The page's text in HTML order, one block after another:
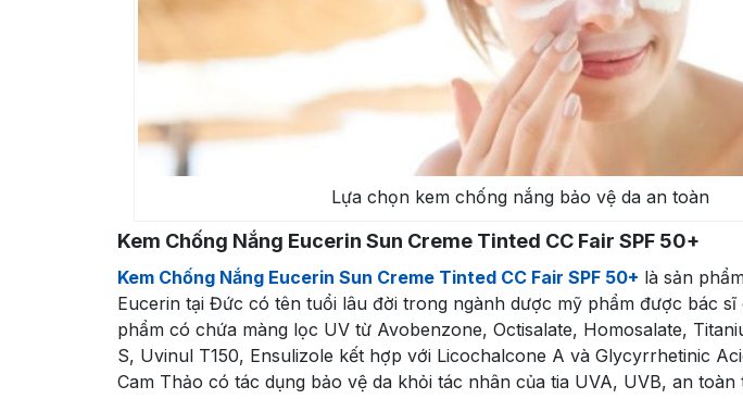
Lựa chọn kem chống nắng bảo vệ da an toàn
Kem Chống Nắng Eucerin Sun Creme Tinted CC Fair SPF 50+
Kem Chống Nắng Eucerin Sun Creme Tinted CC Fair SPF 50+ là sản
Eucerin tại Đức có tên tuổi lâu đời trong ngành dược mỹ phẩm được bác sĩ
phẩm có chứa màng lọc UV từ Avobenzone, Octisalate, Homosalate,
S, Uvinul T150, Ensulizole kết hợp với Licochalcone A và Glycyrrhetinic
Cam Thảo có tác dụng bảo vệ da khỏi tác nhân của tia UVA, UVB, an toàn